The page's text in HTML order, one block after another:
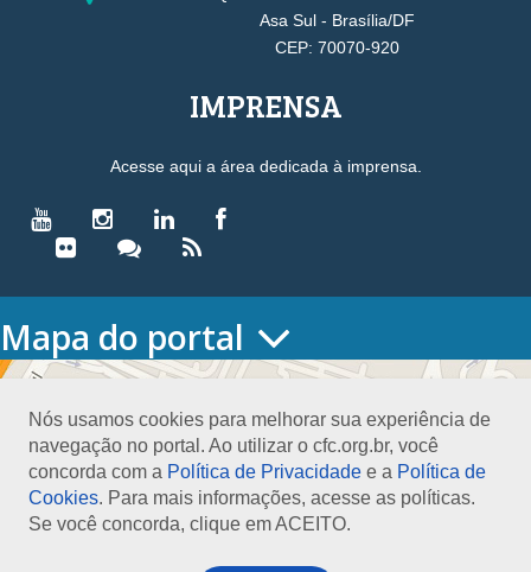
Nós usamos cookies para melhorar sua experiência de
navegação no portal. Ao utilizar o cfc.org.br, você
concorda com a Política de Privacidade e a Política de
Cookies. Para mais informações, acesse as políticas.
Se você concorda, clique em ACEITO.
Asa Sul - Brasília/DF
CEP: 70070-920
IMPRENSA
Acesse aqui a área dedicada à imprensa.
Mapa do portal
HOME
Conselho Diretor
Nossa Sede
Planejamento
Organograma
Medalha João Lyra